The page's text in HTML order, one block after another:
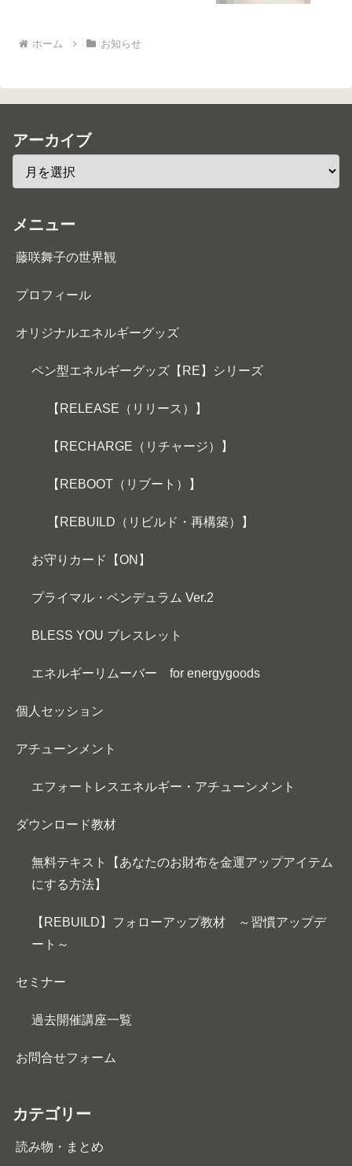
ホーム お知らせ
アーカイブ
メニュー
藤咲舞子の世界観
プロフィール
オリジナルエネルギーグッズ
ペン型エネルギーグッズ【RE】シリーズ
【RELEASE（リリース）】
【RECHARGE（リチャージ）】
【REBOOT（リブート）】
【REBUILD（リビルド・再構築）】
お守りカード【ON】
プライマル・ペンデュラム Ver.2
BLESS YOU ブレスレット
エネルギーリムーバー for energygoods
個人セッション
アチューンメント
エフォートレスエネルギー・アチューンメント
ダウンロード教材
無料テキスト【あなたのお財布を金運アップアイテム
にする方法】
【REBUILD】フォローアップ教材 ～習慣アップデ
ート～
セミナー
過去開催講座一覧
お問合せフォーム
カテゴリー
読み物・まとめ